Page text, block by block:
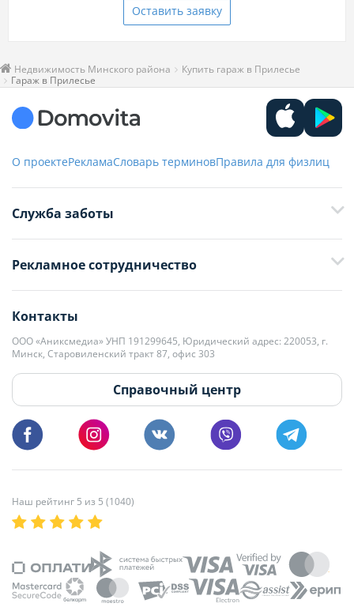
Оставить заявку
Недвижимость Минского района
Купить гараж в Прилесье
Гараж в Прилесье
О проектеРекламаСловарь терминовПравила для физлиц
Служба заботы
+375 29 376-13-70
+375 33 376-13-70
editor@domovita.by
Мы принимаем звонки и отвечаем на письма в будние дни с 9:00 до
18:00.
Рекламное сотрудничество
+375 29 563-15-61 Кристина Филюта
kb@domovita.by
+375 29 179-11-28 Владислав Гладченко
vg@domovita.by
Пишите и звоните нам в будние дни с 8:00 до 20:00.
Контакты
ООО «Аниксмедиа» УНП 191299645, Юридический адрес: 220053, г.
Минск, Старовиленский тракт 87, офис 303
Справочный центр
Наш рейтинг 5 из 5 (1040)